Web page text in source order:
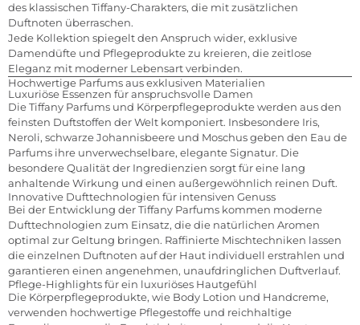
des klassischen Tiffany-Charakters, die mit zusätzlichen
Duftnoten überraschen.
Jede Kollektion spiegelt den Anspruch wider, exklusive
Damendüfte und Pflegeprodukte zu kreieren, die zeitlose
Eleganz mit moderner Lebensart verbinden.
Hochwertige Parfums aus exklusiven Materialien
Luxuriöse Essenzen für anspruchsvolle Damen
Die Tiffany Parfums und Körperpflegeprodukte werden aus den
feinsten Duftstoffen der Welt komponiert. Insbesondere Iris,
Neroli, schwarze Johannisbeere und Moschus geben den Eau de
Parfums ihre unverwechselbare, elegante Signatur. Die
besondere Qualität der Ingredienzien sorgt für eine lang
anhaltende Wirkung und einen außergewöhnlich reinen Duft.
Innovative Dufttechnologien für intensiven Genuss
Bei der Entwicklung der Tiffany Parfums kommen moderne
Dufttechnologien zum Einsatz, die die natürlichen Aromen
optimal zur Geltung bringen. Raffinierte Mischtechniken lassen
die einzelnen Duftnoten auf der Haut individuell erstrahlen und
garantieren einen angenehmen, unaufdringlichen Duftverlauf.
Pflege-Highlights für ein luxuriöses Hautgefühl
Die Körperpflegeprodukte, wie Body Lotion und Handcreme,
verwenden hochwertige Pflegestoffe und reichhaltige